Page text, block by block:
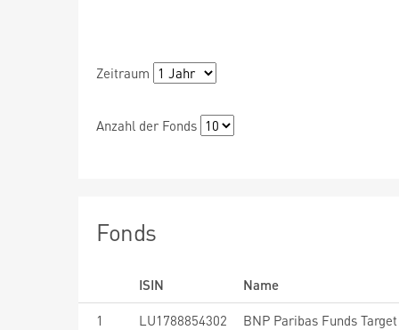
Zeitraum
Anzahl der Fonds
Fonds
ISIN
Name
1
LU1788854302